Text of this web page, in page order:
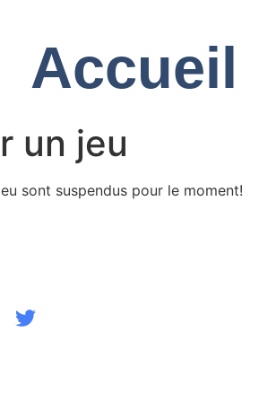
Accueil
un jeu
sont suspendus pour le moment!